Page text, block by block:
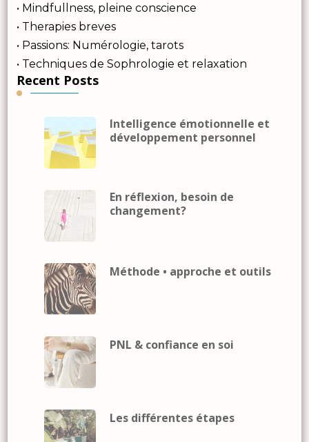
• Mindfullness, pleine conscience
• Therapies breves
• Passions: Numérologie, tarots
• Techniques de Sophrologie et relaxation
Recent Posts
Intelligence émotionnelle et
développement personnel
En réflexion, besoin de
changement?
Méthode • approche et outils
PNL & confiance en soi
Les différentes étapes